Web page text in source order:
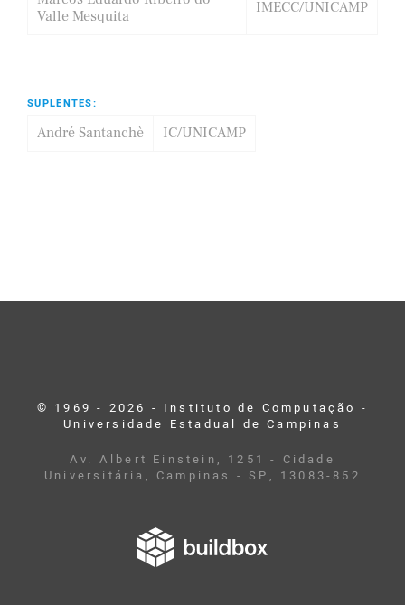
Valle Mesquita
IMECC/UNICAMP
SUPLENTES:
André Santanchè IC/UNICAMP
© 1969 - 2026 - Instituto de Computação -
Universidade Estadual de Campinas
Av. Albert Einstein, 1251 - Cidade
Universitária, Campinas - SP, 13083-852